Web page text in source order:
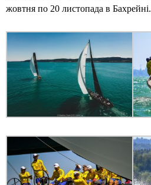
жовтня по 20 листопада в Бахрейні.